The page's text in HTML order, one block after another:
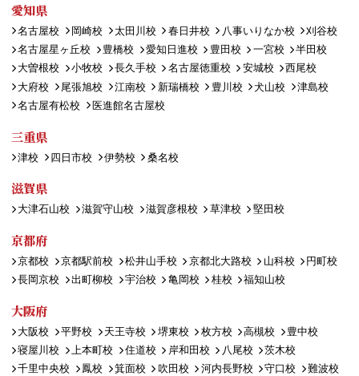
愛知県
名古屋校 岡崎校 太田川校 春日井校 八事いりなか校
刈谷校
名古屋星ヶ丘校
豊橋校 愛知日進校 豊田校 一宮校
半田校
大曽根校
小牧校 長久手校 名古屋徳重校 安城校
西尾校
大府校
尾張旭校 江南校 新瑞橋校 豊川校 犬山校
津島校
名古屋有松校
医進館名古屋校
三重県
津校 四日市校 伊勢校 桑名校
滋賀県
大津石山校 滋賀守山校 滋賀彦根校 草津校 堅田校
京都府
京都校 京都駅前校 松井山手校 京都北大路校 山科校
円町校
長岡京校
出町柳校 宇治校 亀岡校 桂校 福知山校
大阪府
大阪校 平野校 天王寺校 堺東校 枚方校 高槻校
豊中校
寝屋川校
上本町校 住道校 岸和田校 八尾校
茨木校
千里中央校
鳳校 箕面校 吹田校 河内長野校 守口校
難波校